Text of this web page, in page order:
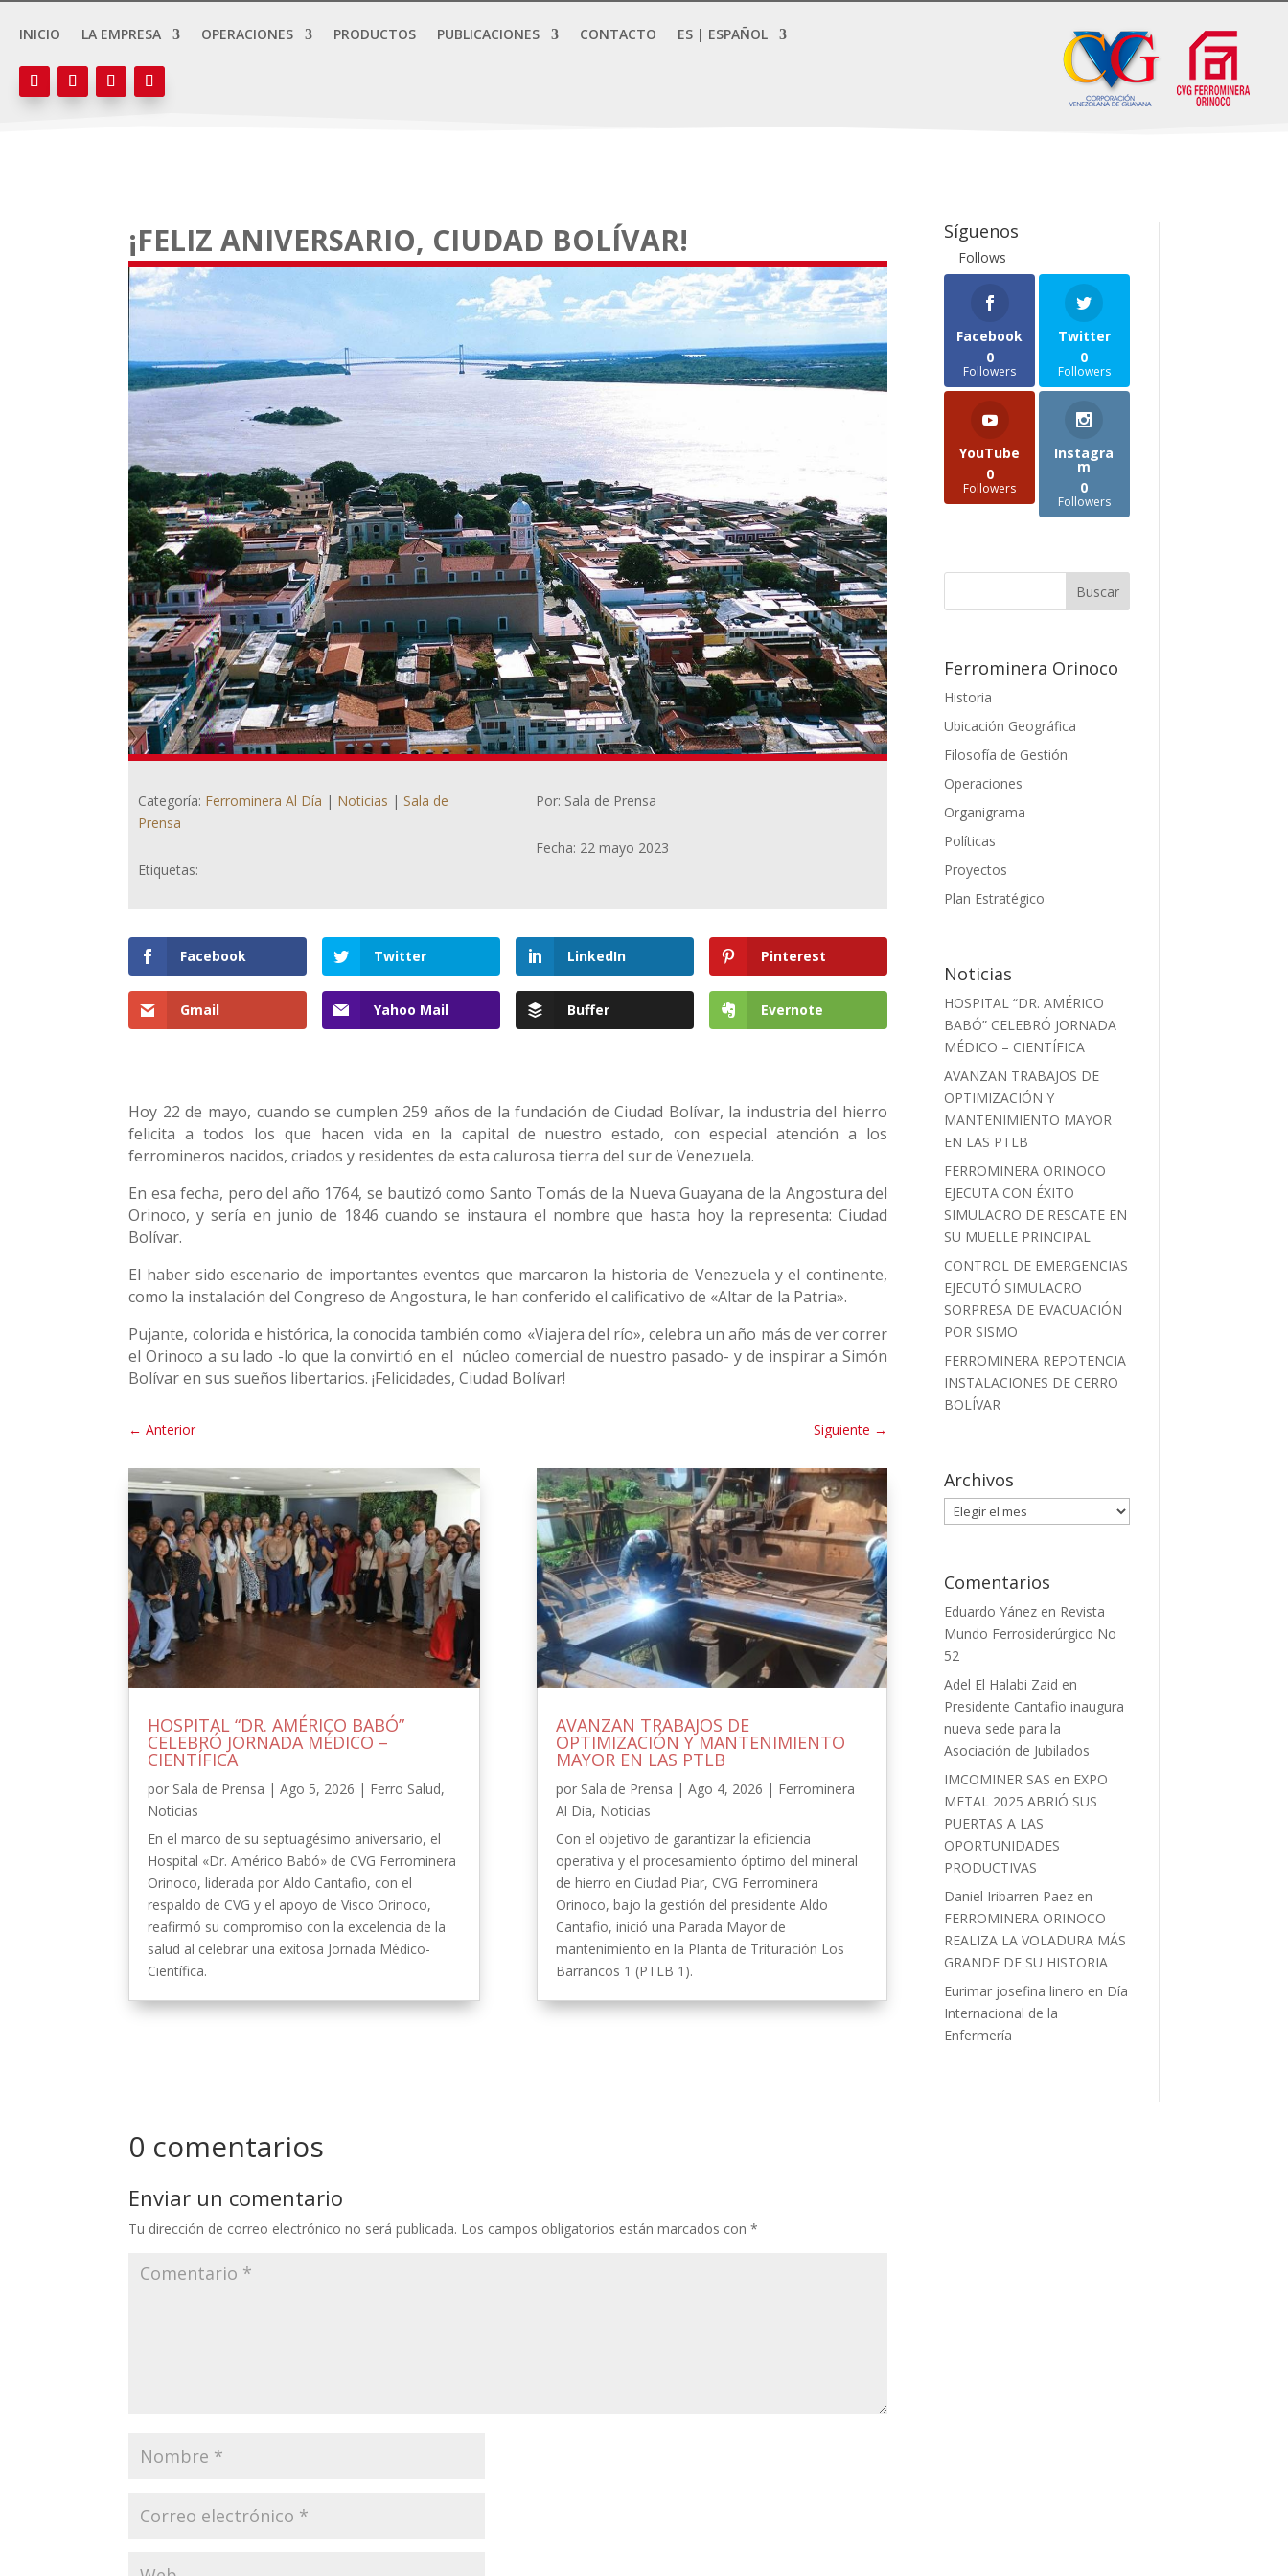
INICIO LA EMPRESA OPERACIONES PRODUCTOS PUBLICACIONES CONTACTO ES | ESPAÑOL
¡FELIZ ANIVERSARIO, CIUDAD BOLÍVAR!
Categoría: Ferrominera Al Día | Noticias | Sala de
Prensa
Etiquetas:
Por: Sala de Prensa
Fecha: 22 mayo 2023
Facebook Twitter LinkedIn Pinterest
Gmail Yahoo Mail Buffer Evernote
Hoy 22 de mayo, cuando se cumplen 259 años de la fundación de Ciudad Bolívar, la industria del hierro
felicita a todos los que hacen vida en la capital de nuestro estado, con especial atención a los
ferromineros nacidos, criados y residentes de esta calurosa tierra del sur de Venezuela.
En esa fecha, pero del año 1764, se bautizó como Santo Tomás de la Nueva Guayana de la Angostura del
Orinoco, y sería en junio de 1846 cuando se instaura el nombre que hasta hoy la representa: Ciudad
Bolívar.
El haber sido escenario de importantes eventos que marcaron la historia de Venezuela y el continente,
como la instalación del Congreso de Angostura, le han conferido el calificativo de «Altar de la Patria».
Pujante, colorida e histórica, la conocida también como «Viajera del río», celebra un año más de ver correr
el Orinoco a su lado -lo que la convirtió en el núcleo comercial de nuestro pasado- y de inspirar a Simón
Bolívar en sus sueños libertarios. ¡Felicidades, Ciudad Bolívar!
←Anterior Siguiente →
HOSPITAL “DR. AMÉRICO BABÓ”
CELEBRÓ JORNADA MÉDICO –
CIENTÍFICA
por Sala de Prensa |Ago 5, 2026 | Ferro Salud,
Noticias
En el marco de su septuagésimo aniversario, el
Hospital «Dr. Américo Babó» de CVG Ferrominera
Orinoco, liderada por Aldo Cantafio, con el
respaldo de CVG y el apoyo de Visco Orinoco,
reafirmó su compromiso con la excelencia de la
salud al celebrar una exitosa Jornada Médico-
Científica.
AVANZAN TRABAJOS DE
OPTIMIZACIÓN Y MANTENIMIENTO
MAYOR EN LAS PTLB
por Sala de Prensa | Ago 4, 2026 | Ferrominera
Al Día, Noticias
Con el objetivo de garantizar la eficiencia
operativa y el procesamiento óptimo del mineral
de hierro en Ciudad Piar, CVG Ferrominera
Orinoco, bajo la gestión del presidente Aldo
Cantafio, inició una Parada Mayor de
mantenimiento en la Planta de Trituración Los
Barrancos 1 (PTLB 1).
0 comentarios
Enviar un comentario
Tu dirección de correo electrónico no será publicada. Los campos obligatorios están marcados con*
Síguenos
Follows
Facebook
0
Followers
Twitter
0
Followers
YouTube
0
Followers
Instagra
m
0
Followers
Ferrominera Orinoco
Historia
Ubicación Geográfica
Filosofía de Gestión
Operaciones
Organigrama
Políticas
Proyectos
Plan Estratégico
Noticias
HOSPITAL “DR. AMÉRICO
BABÓ” CELEBRÓ JORNADA
MÉDICO – CIENTÍFICA
AVANZAN TRABAJOS DE
OPTIMIZACIÓN Y
MANTENIMIENTO MAYOR
EN LAS PTLB
FERROMINERA ORINOCO
EJECUTA CON ÉXITO
SIMULACRO DE RESCATE EN
SU MUELLE PRINCIPAL
CONTROL DE EMERGENCIAS
EJECUTÓ SIMULACRO
SORPRESA DE EVACUACIÓN
POR SISMO
FERROMINERA REPOTENCIA
INSTALACIONES DE CERRO
BOLÍVAR
Archivos
Archivos
Comentarios
Eduardo Yánez en Revista
Mundo Ferrosiderúrgico No
52
Adel El Halabi Zaid en
Presidente Cantafio inaugura
nueva sede para la
Asociación de Jubilados
IMCOMINER SAS en EXPO
METAL 2025 ABRIÓ SUS
PUERTAS A LAS
OPORTUNIDADES
PRODUCTIVAS
Daniel Iribarren Paez en
FERROMINERA ORINOCO
REALIZA LA VOLADURA MÁS
GRANDE DE SU HISTORIA
Eurimar josefina linero en Día
Internacional de la
Enfermería